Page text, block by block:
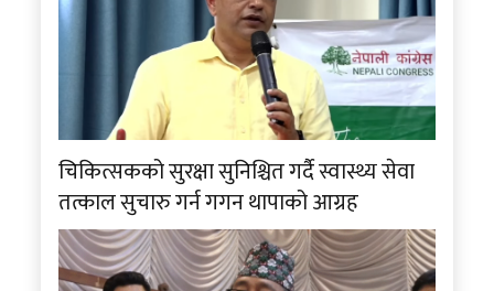
चिकित्सकको सुरक्षा सुनिश्चित गर्दै स्वास्थ्य सेवा
तत्काल सुचारु गर्न गगन थापाको आग्रह